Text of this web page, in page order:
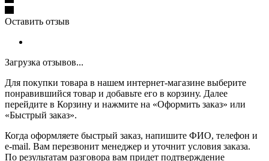
Оставить отзыв
Загрузка отзывов...
Для покупки товара в нашем интернет-магазине выберите
понравившийся товар и добавьте его в корзину. Далее
перейдите в Корзину и нажмите на «Оформить заказ» или
«Быстрый заказ».
Когда оформляете быстрый заказ, напишите ФИО, телефон и
e-mail. Вам перезвонит менеджер и уточнит условия заказа.
По результатам разговора вам придет подтверждение